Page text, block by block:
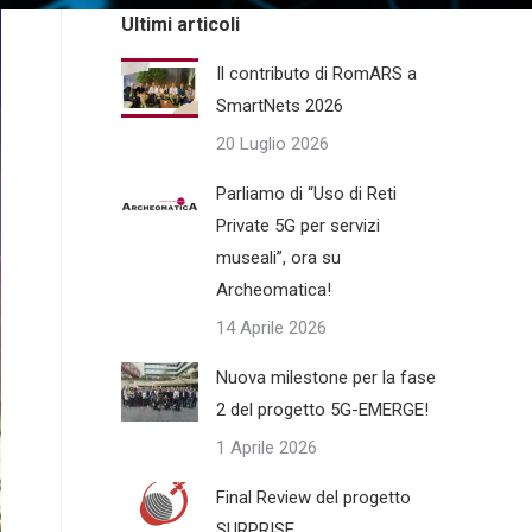
Ultimi articoli
Il contributo di RomARS a
SmartNets 2026
20 Luglio 2026
Parliamo di “Uso di Reti
Private 5G per servizi
museali”, ora su
Archeomatica!
14 Aprile 2026
Nuova milestone per la fase
2 del progetto 5G-EMERGE!
1 Aprile 2026
Final Review del progetto